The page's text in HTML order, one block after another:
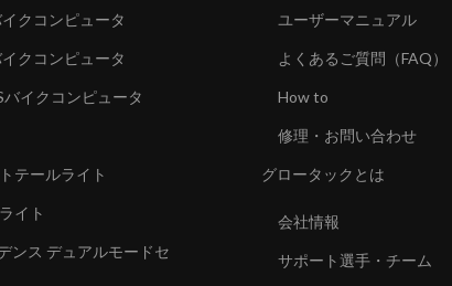
クコンピュータ
クコンピュータ
イクコンピュータ
テールライト
イト
ンス デュアルモードセ
ユーザーマニュアル
よくあるご質問（FAQ）
How to
修理・お問い合わせ
グロータックとは
会社情報
サポート選手・チーム